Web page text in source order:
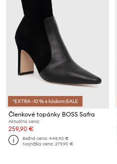
*EXTRA -10 % s kódom:SALE
Členkové topánky BOSS Safra
Aktuálna cena:
259,90 €
Bežná cena:448,90 €
Najnižšia cena:279,90 €